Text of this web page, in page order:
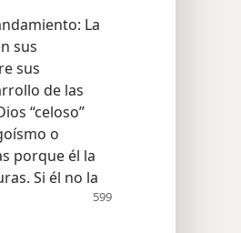
La
sus
sus
de las
“celoso”
o
porque él la
Si él no la